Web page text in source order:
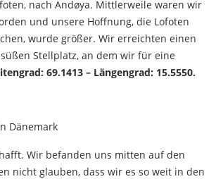
nach Andøya. Mittlerweile waren wir
und unsere Hoffnung, die Lofoten
wurde größer. Wir erreichten einen
Stellplatz, an dem wir für eine
69.1413 – Längengrad: 15.5550.
Wir befanden uns mitten auf den
nicht glauben, dass wir es so weit in den